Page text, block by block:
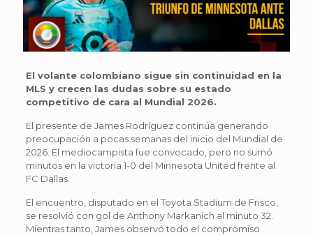
El volante colombiano sigue sin continuidad en la
MLS y crecen las dudas sobre su estado
competitivo de cara al Mundial 2026.
El presente de James Rodríguez continúa generando
preocupación a pocas semanas del inicio del Mundial de
2026. El mediocampista fue convocado, pero no sumó
minutos en la victoria 1-0 del Minnesota United frente al
FC Dallas.
El encuentro, disputado en el Toyota Stadium de Frisco,
se resolvió con gol de Anthony Markanich al minuto 32.
Mientras tanto, James observó todo el compromiso